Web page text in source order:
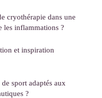
cryothérapie dans une
les inflammations ?
et inspiration
sport adaptés aux
?